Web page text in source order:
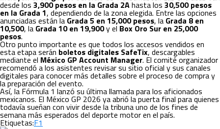
desde los 3,900 pesos en la Grada 2Ahasta los 30,500 pesos
en la Grada 1, dependiendo de la zona elegida. Entre las opciones
anunciadas están la Grada 5 en 15,000 pesos, la Grada 8 en
10,500, la Grada 10 en 19,900y el Box Oro Sur en 25,000
pesos.
Otro punto importante es que todos los accesos vendidos en
esta etapa serán boletos digitales SafeTix, descargables
mediante el México GP Account Manager. El comité organizador
recomendó a los asistentes revisar su sitio oficial y sus canales
digitales para conocer más detalles sobre el proceso de compra y
la preparación del evento.
Así, la Fórmula 1 lanzó su última llamada para los aficionados
mexicanos. El México GP 2026 ya abrió la puerta final para quienes
todavía sueñan con vivir desde la tribuna uno de los fines de
semana más esperados del deporte motor en el país.
Etiquetas:F1